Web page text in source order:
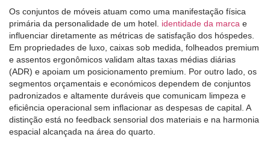
Os conjuntos de móveis atuam como uma manifestação física
primária da personalidade de um hotel. identidade da marca e
influenciar diretamente as métricas de satisfação dos hóspedes.
Em propriedades de luxo, caixas sob medida, folheados premium
e assentos ergonômicos validam altas taxas médias diárias
(ADR) e apoiam um posicionamento premium. Por outro lado, os
segmentos orçamentais e económicos dependem de conjuntos
padronizados e altamente duráveis ​​que comunicam limpeza e
eficiência operacional sem inflacionar as despesas de capital. A
distinção está no feedback sensorial dos materiais e na harmonia
espacial alcançada na área do quarto.